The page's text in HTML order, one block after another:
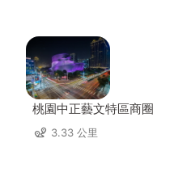
桃園中正藝文特區商圈
3.33 公里